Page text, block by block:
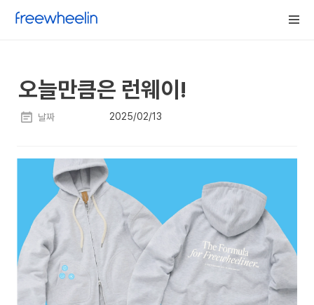
오늘만큼은 런웨이!
날짜 2025/02/13